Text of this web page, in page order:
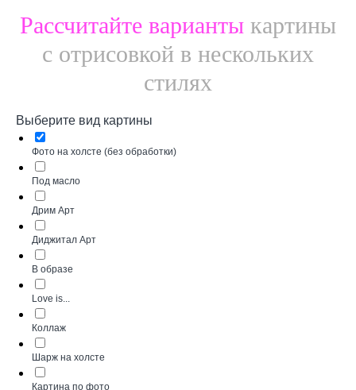
Рассчитайте варианты картины
с отрисовкой в нескольких
стилях
Выберите вид картины
Фото на холсте (без обработки)
Под масло
Дрим Арт
Диджитал Арт
В образе
Love is...
Коллаж
Шарж на холсте
Картина по фото